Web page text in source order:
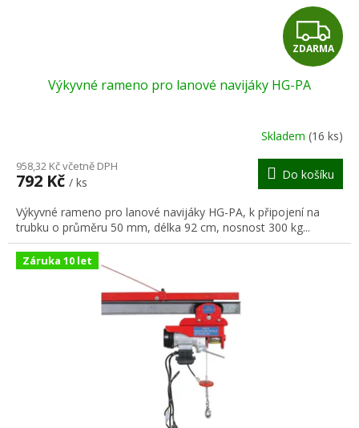
Z
D
R
M
A
ZDARMA
Výkyvné rameno pro lanové navijáky HG-PA
Skladem (16 ks)
958,32 Kč včetně DPH
792 Kč / ks
Do košíku
Výkyvné rameno pro lanové navijáky HG-PA, k připojení na
trubku o průměru 50 mm, délka 92 cm, nosnost 300 kg...
Záruka 10 let